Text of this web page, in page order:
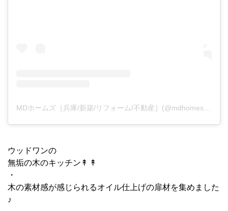
ウッドワンの
無垢の木のキッチン↟ ↟
・
木の素材感が感じられるオイル仕上げの扉材を集めました
♪